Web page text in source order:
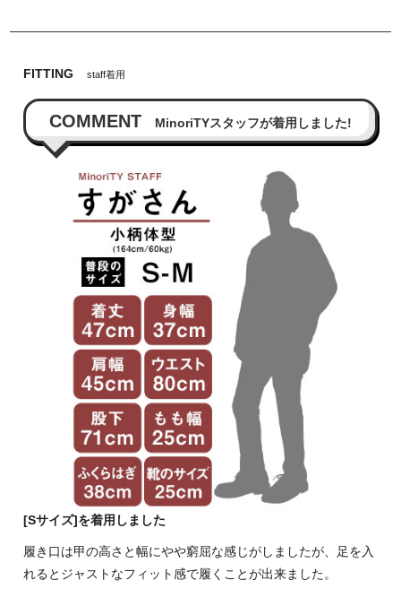
FITTING staff着用
COMMENT MinoriTYスタッフが着用しました!
[Sサイズ]を着用しました
履き口は甲の高さと幅にやや窮屈な感じがしましたが、足を入
れるとジャストなフィット感で履くことが出来ました。